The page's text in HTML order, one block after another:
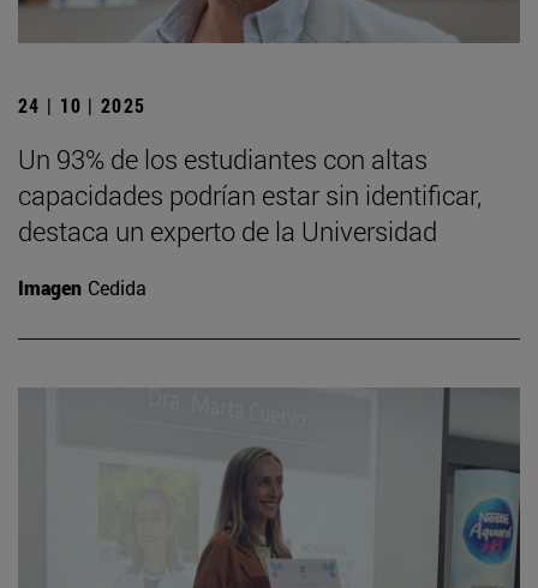
24 | 10 | 2025
Un 93% de los estudiantes con altas
capacidades podrían estar sin identificar,
destaca un experto de la Universidad
Imagen Cedida